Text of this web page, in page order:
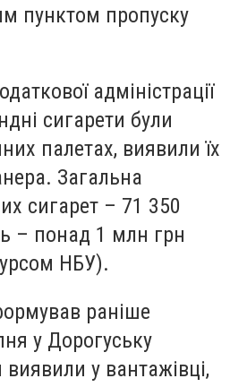
пунктом пропуску
адміністрації
сигарети були
палетах, виявили їх
Загальна
сигарет – 71 350
– понад 1 млн грн
НБУ).
раніше
у Дорогуську
у вантажівці,